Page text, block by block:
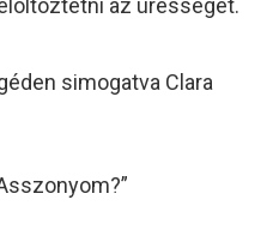
az ürességet.
simogatva Clara